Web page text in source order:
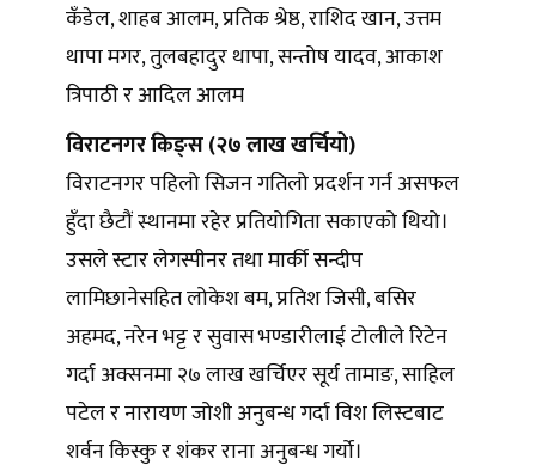
कँडेल, शाहब आलम, प्रतिक श्रेष्ठ, राशिद खान, उत्तम
थापा मगर, तुलबहादुर थापा, सन्तोष यादव, आकाश
त्रिपाठी र आदिल आलम
विराटनगर किङ्स (२७ लाख खर्चियो)
विराटनगर पहिलो सिजन गतिलो प्रदर्शन गर्न असफल
हुँदा छैटौं स्थानमा रहेर प्रतियोगिता सकाएको थियो।
उसले स्टार लेगस्पीनर तथा मार्की सन्दीप
लामिछानेसहित लोकेश बम, प्रतिश जिसी, बसिर
अहमद, नरेन भट्ट र सुवास भण्डारीलाई टोलीले रिटेन
गर्दा अक्सनमा २७ लाख खर्चिएर सूर्य तामाङ, साहिल
पटेल र नारायण जोशी अनुबन्ध गर्दा विश लिस्टबाट
शर्वन किस्कु र शंकर राना अनुबन्ध गर्यो।